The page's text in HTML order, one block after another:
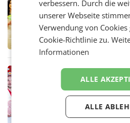
Eine Bühne für
Müller
Über den
Altstoff Recycling
„Kreislauf-
Müller-Filialen
RETAIL
Penny
Ober- und
WIENER
laufenden
erneuert Penny
verbessern. Durch die
unserer Webseite
Verwendung von
Cookie-Richtlinie zu.
Informationen
ALLE
ALLE